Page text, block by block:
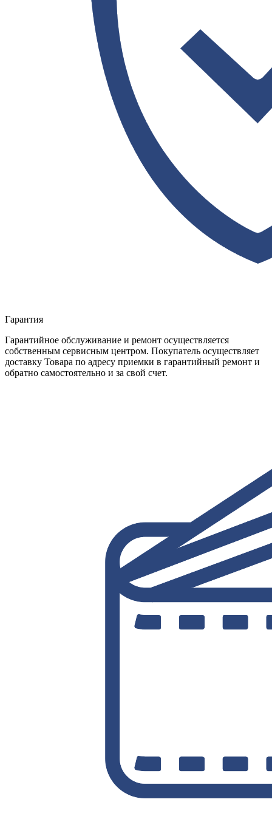
Гарантия
Гарантийное обслуживание и ремонт осуществляется
собственным сервисным центром. Покупатель осуществляет
доставку Товара по адресу приемки в гарантийный ремонт и
обратно самостоятельно и за свой счет.